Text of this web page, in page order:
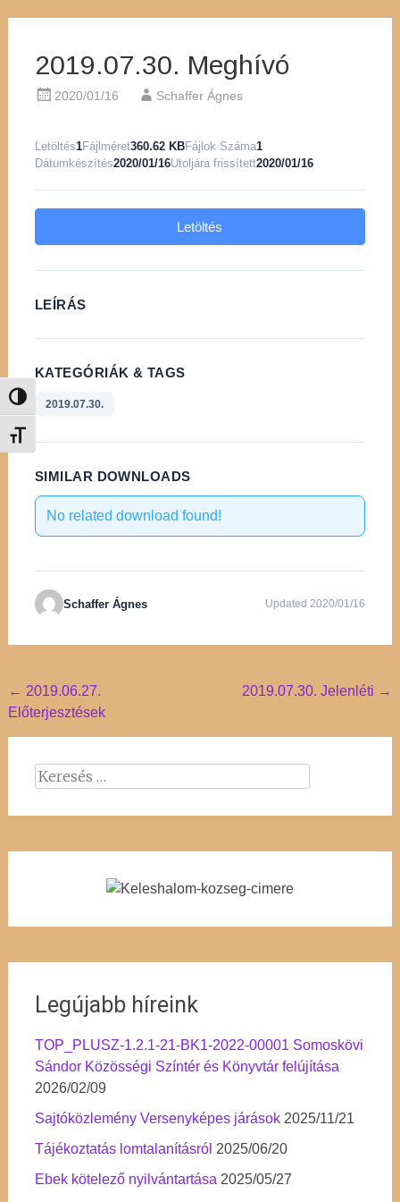
Nagy kontraszt váltása
Betűméret váltása
2019.07.30. Meghívó
2020/01/16 Schaffer Ágnes
Letöltés1Fájlméret360.62 KBFájlok Száma1
Dátumkészítés2020/01/16Utoljára frissített2020/01/16
Letöltés
LEÍRÁS
KATEGÓRIÁK & TAGS
2019.07.30.
SIMILAR DOWNLOADS
No related download found!
Schaffer Ágnes Updated 2020/01/16
Post
navigation
← 2019.06.27.
Előterjesztések
2019.07.30. Jelenléti →
Keresés:
Legújabb híreink
TOP_PLUSZ-1.2.1-21-BK1-2022-00001 Somoskövi
Sándor Közösségi Színtér és Könyvtár felújítása
2026/02/09
Sajtóközlemény Versenyképes járások 2025/11/21
Tájékoztatás lomtalanításról 2025/06/20
Ebek kötelező nyilvántartása 2025/05/27